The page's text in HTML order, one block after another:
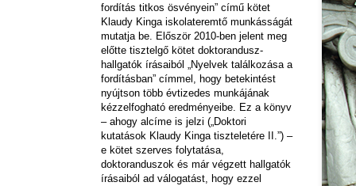
fordítás titkos ösvényein” című kötet
Klaudy Kinga iskolateremtő munkásságát
mutatja be. Először 2010-ben jelent meg
előtte tisztelgő kötet doktorandusz-
hallgatók írásaiból „Nyelvek találkozása a
fordításban” címmel, hogy betekintést
nyújtson több évtizedes munkájának
kézzelfogható eredményeibe. Ez a könyv
– ahogy alcíme is jelzi („Doktori
kutatások Klaudy Kinga tiszteletére II.”) –
e kötet szerves folytatása,
doktoranduszok és már végzett hallgatók
írásaiból ad válogatást, hogy ezzel